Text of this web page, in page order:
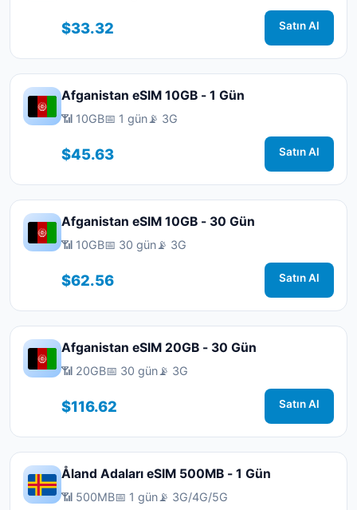
$33.32 Satın Al
Afganistan eSIM 10GB - 1 Gün
📶 10GB📅 1 gün📡 3G
$45.63 Satın Al
Afganistan eSIM 10GB - 30 Gün
📶 10GB📅 30 gün📡 3G
$62.56 Satın Al
Afganistan eSIM 20GB - 30 Gün
📶 20GB📅 30 gün📡 3G
$116.62 Satın Al
Åland Adaları eSIM 500MB - 1 Gün
📶 500MB📅 1 gün📡 3G/4G/5G